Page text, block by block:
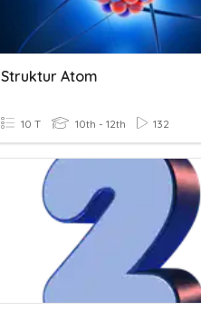
Struktur Atom
10 T 10th - 12th 132